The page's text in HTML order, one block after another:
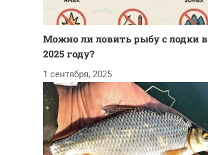
Можно ли ловить рыбу с лодки в
2025 году?
1 сентября, 2025